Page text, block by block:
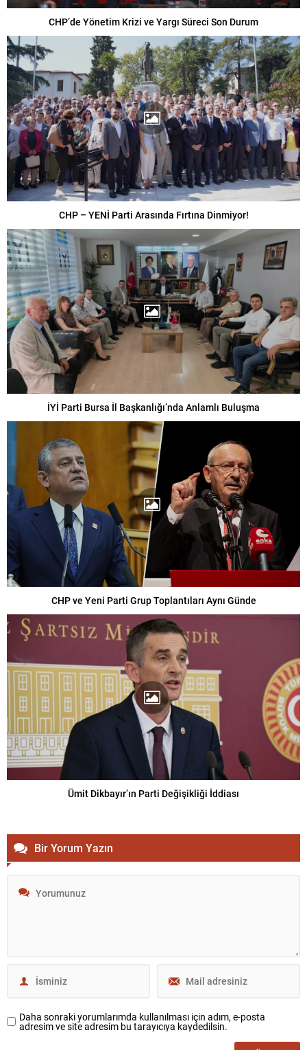
CHP’de Yönetim Krizi ve Yargı Süreci Son Durum
CHP – YENİ Parti Arasında Fırtına Dinmiyor!
İYİ Parti Bursa İl Başkanlığı’nda Anlamlı Buluşma
CHP ve Yeni Parti Grup Toplantıları Aynı Günde
Ümit Dikbayır’ın Parti Değişikliği İddiası
Bir Yorum Yazın
Daha sonraki yorumlarımda kullanılması için adım, e-posta
adresim ve site adresim bu tarayıcıya kaydedilsin.